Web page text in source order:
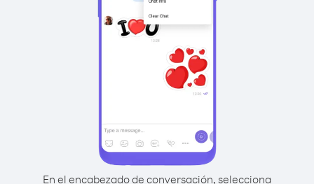
En el encabezado de conversación, selecciona